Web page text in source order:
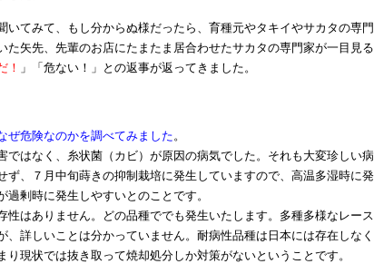
いてみて、もし分からぬ様だったら、育種元やタキイやサカタの専
た矢先、先輩のお店にたまたま居合わせたサカタの専門家が一目見る
！ 」「危ない！」との返事が返ってきました。
ぜ危険なのかを調べてみました。
ではなく、糸状菌（カビ）が原因の病気でした。それも大変珍しい病
ず、７月中旬蒔きの抑制栽培に発生していますので、高温多湿時に
過剰時に発生しやすいとのことです。
性はありません。どの品種ででも発生いたします。多種多様なレー
、詳しいことは分かっていません。耐病性品種は日本には存在しな
り現状では抜き取って焼却処分しか対策がないということです。